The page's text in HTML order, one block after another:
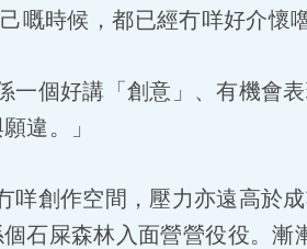
嘅時候，都已經冇咩好介懷嚕
一個好講「創意」、有機會
違。」
咩創作空間，壓力亦遠高於
石屎森林入面營營役役。漸